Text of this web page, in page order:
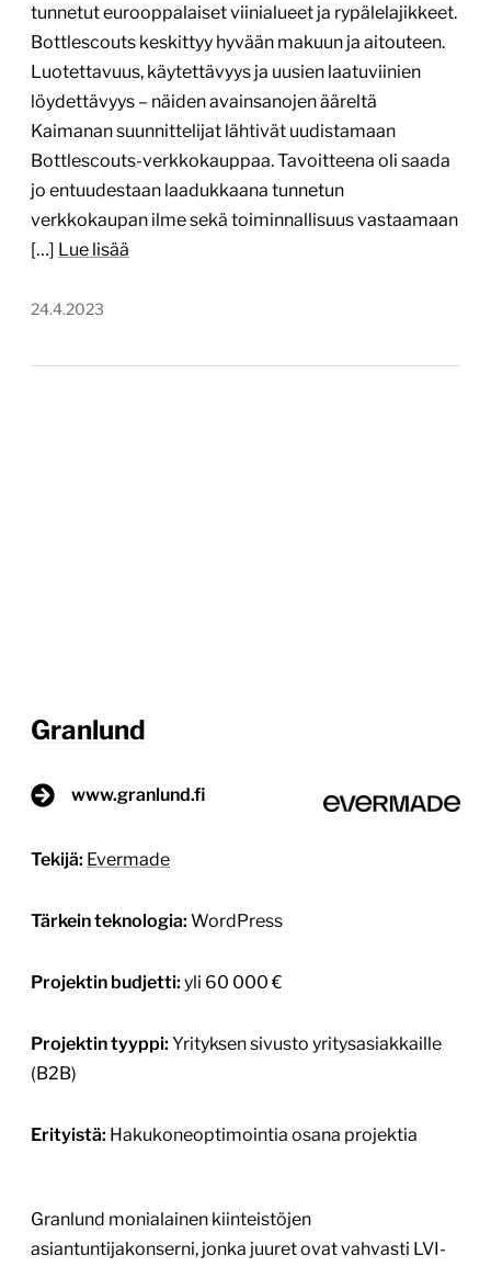
tunnetut eurooppalaiset viinialueet ja rypälelajikkeet.
Bottlescouts keskittyy hyvään makuun ja aitouteen.
Luotettavuus, käytettävyys ja uusien laatuviinien
löydettävyys – näiden avainsanojen ääreltä
Kaimanan suunnittelijat lähtivät uudistamaan
Bottlescouts-verkkokauppaa. Tavoitteena oli saada
jo entuudestaan laadukkaana tunnetun
verkkokaupan ilme sekä toiminnallisuus vastaamaan
[…] Lue lisää
24.4.2023
Granlund
www.granlund.fi
Tekijä: Evermade
Tärkein teknologia: WordPress
Projektin budjetti: yli 60 000 €
Projektin tyyppi: Yrityksen sivusto yritysasiakkaille
(B2B)
Erityistä: Hakukoneoptimointia osana projektia
Granlund monialainen kiinteistöjen
asiantuntijakonserni, jonka juuret ovat vahvasti LVI-